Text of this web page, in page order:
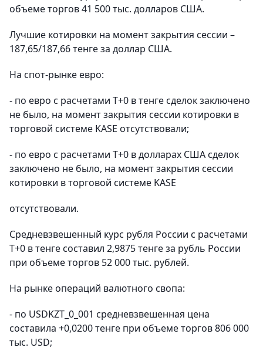
объеме торгов 41 500 тыс. долларов США.
Лучшие котировки на момент закрытия сессии –
187,65/187,66 тенге за доллар США.
На спот-рынке евро:
- по евро с расчетами Т+0 в тенге сделок заключено
не было, на момент закрытия сессии котировки в
торговой системе KASE отсутствовали;
- по евро с расчетами Т+0 в долларах США сделок
заключено не было, на момент закрытия сессии
котировки в торговой системе KASE
отсутствовали.
Средневзвешенный курс рубля России с расчетами
T+0 в тенге составил 2,9875 тенге за рубль России
при объеме торгов 52 000 тыс. рублей.
На рынке операций валютного свопа:
- по USDKZT_0_001 средневзвешенная цена
составила +0,0200 тенге при объеме торгов 806 000
тыс. USD;